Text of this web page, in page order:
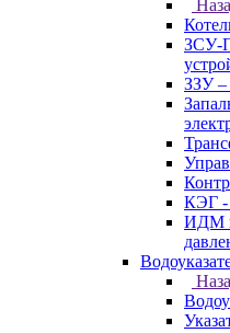
ЗСУ-
ЗЗУ –
КЭГ -
ИДМ